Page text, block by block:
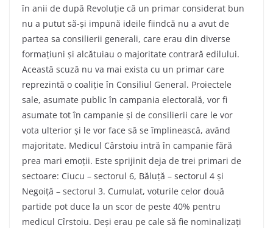
în anii de după Revoluție că un primar considerat bun
nu a putut să-și impună ideile fiindcă nu a avut de
partea sa consilierii generali, care erau din diverse
formațiuni și alcătuiau o majoritate contrară edilului.
Această scuză nu va mai exista cu un primar care
reprezintă o coaliție în Consiliul General. Proiectele
sale, asumate public în campania electorală, vor fi
asumate tot în campanie și de consilierii care le vor
vota ulterior și le vor face să se împlinească, având
majoritate. Medicul Cârstoiu intră în campanie fără
prea mari emoții. Este sprijinit deja de trei primari de
sectoare: Ciucu – sectorul 6, Băluță – sectorul 4 și
Negoiță – sectorul 3. Cumulat, voturile celor două
partide pot duce la un scor de peste 40% pentru
medicul Cîrstoiu. Deși erau pe cale să fie nominalizați